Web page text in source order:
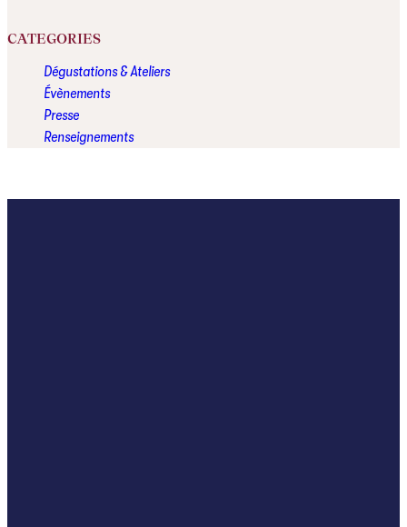
CATEGORIES
Dégustations & Ateliers
Évènements
Presse
Renseignements